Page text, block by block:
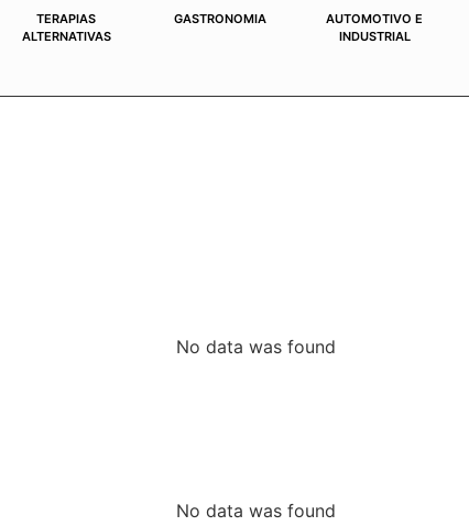
TERAPIAS
ALTERNATIVAS
GASTRONOMIA
AUTOMOTIVO E
INDUSTRIAL
No data was found
No data was found